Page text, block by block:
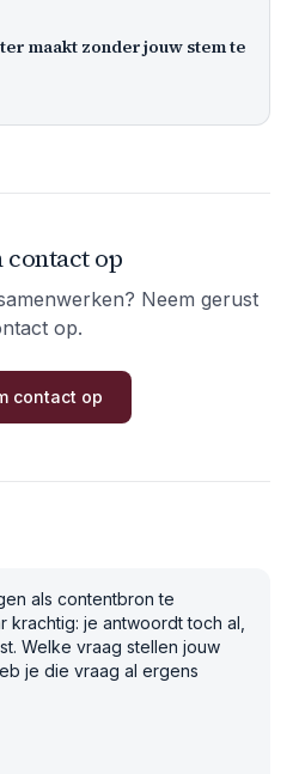
maakt zonder jouw stem te
contact op
Neem gerust
op.
contact op
als contentbron te
krachtig: je antwoordt toch al,
Welke vraag stellen jouw
je die vraag al ergens